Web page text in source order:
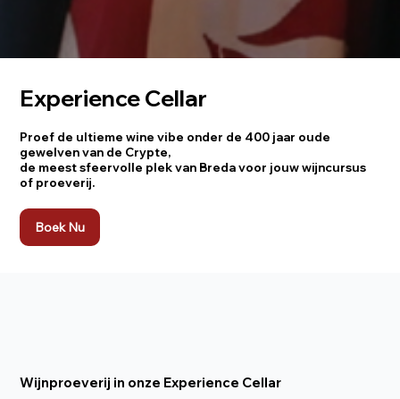
Experience Cellar
Proef de ultieme wine vibe onder de 400 jaar oude
gewelven van de Crypte,
de meest sfeervolle plek van Breda voor jouw wijncursus
of proeverij.
Boek Nu
Wijnproeverij in onze Experience Cellar